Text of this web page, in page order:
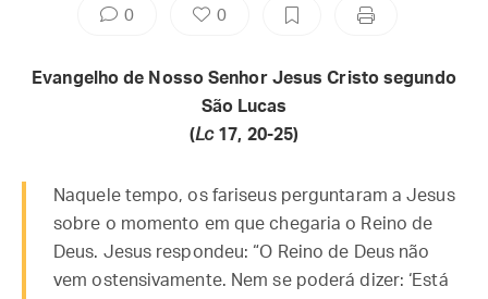
0 0
Evangelho de Nosso Senhor Jesus Cristo segundo
São Lucas
(Lc17, 20-25)
Naquele tempo, os fariseus perguntaram a Jesus
sobre o momento em que chegaria o Reino de
Deus. Jesus respondeu: “O Reino de Deus não
vem ostensivamente. Nem se poderá dizer: ‘Está